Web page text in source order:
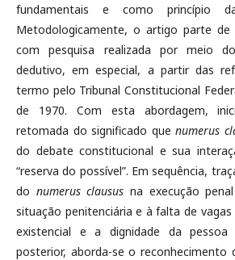
fundamentais e como princípio
Metodologicamente, o artigo parte de
com pesquisa realizada por meio
dedutivo, em especial, a partir das
termo pelo Tribunal Constitucional
de 1970. Com esta abordagem,
retomada do significado quenumerus
do debate constitucional e sua
“reserva do possível”. Em sequência,
do numerus clausus na execução
situação penitenciária e à falta de
existencial e a dignidade da pessoa
posterior, aborda-se o reconhecimento